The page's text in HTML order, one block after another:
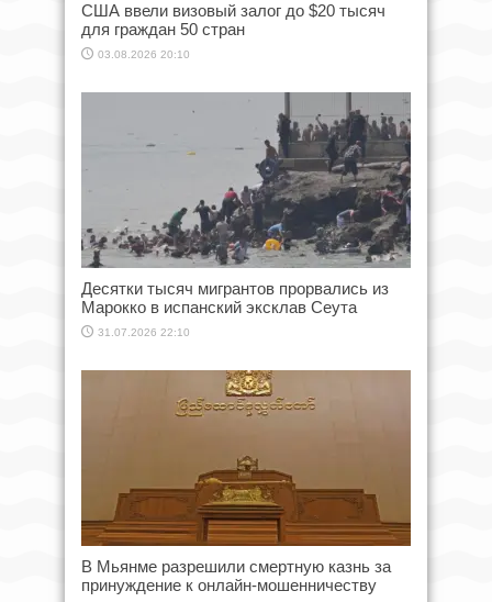
США ввели визовый залог до $20 тысяч
для граждан 50 стран
03.08.2026 20:10
Десятки тысяч мигрантов прорвались из
Марокко в испанский эксклав Сеута
31.07.2026 22:10
В Мьянме разрешили смертную казнь за
принуждение к онлайн-мошенничеству